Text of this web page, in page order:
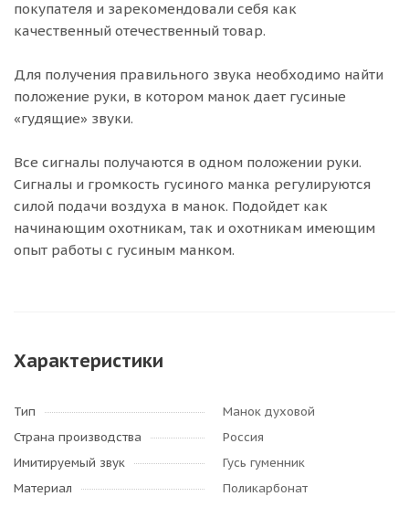
покупателя и зарекомендовали себя как
качественный отечественный товар.
Для получения правильного звука необходимо найти
положение руки, в котором манок дает гусиные
«гудящие» звуки.
Все сигналы получаются в одном положении руки.
Сигналы и громкость гусиного манка регулируются
силой подачи воздуха в манок. Подойдет как
начинающим охотникам, так и охотникам имеющим
опыт работы с гусиным манком.
Характеристики
Тип
Манок духовой
Страна производства
Россия
Имитируемый звук
Гусь гуменник
Материал
Поликарбонат